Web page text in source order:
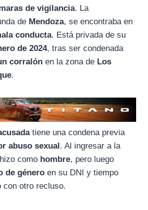
de vigilancia. La
de Mendoza, se encontraba en
conducta. Está privada de su
de 2024, tras ser condenada
corralón en la zona de Los
.
tiene una condena previa
abuso sexual. Al ingresar a la
como hombre, pero luego
de género en su DNI y tiempo
con otro recluso.